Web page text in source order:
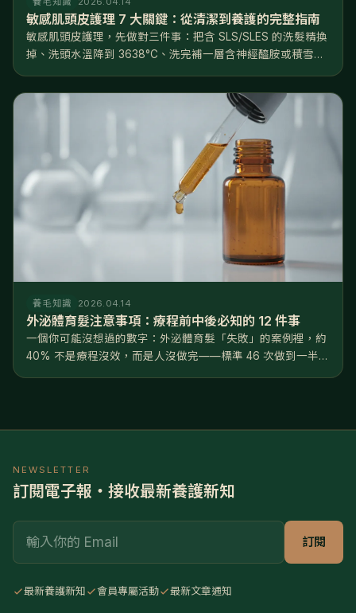
敏感肌頭皮護理 7 大關鍵：從清潔到養護的完整指南
敏感肌頭皮護理，先做對三件事：把含 SLS/SLES 的洗髮精換
掉、洗頭水溫降到 3638°C、洗完補一層含神經醯胺或積雪草
著做，多數人 46 週能看到穩定改善。 頭皮會敏感，往往不是
天...
養毛知識 2026.04.14
外泌體育髮注意事項：療程前中後必知的 12 件事
一個你可能沒想過的數字：外泌體育髮「失敗」的案例裡，約
40% 不是療程沒效，而是人沒做完——標準 46 次做到一半就
NEWSLETTER
訂閱電子報・接收最新養護新知
訂閱
最新養護新知 會員專屬活動 最新文章通知